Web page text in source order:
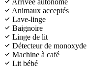
Animaux acceptés
Lave-linge
Baignoire
Linge de lit
Détecteur de monoxyde
Machine à café
Lit bébé